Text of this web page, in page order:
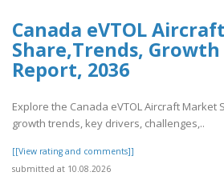
Canada eVTOL
Share,Trends,
Report, 2036
Explore the Canada eVTOL Aircraft Market
growth trends, key drivers, challenges,..
[[View rating and comments]]
submitted at 10.08.2026